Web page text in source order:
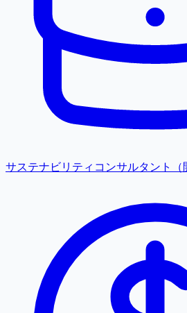
サステナビリティコンサルタント（